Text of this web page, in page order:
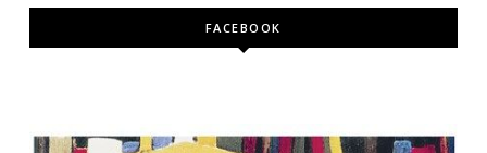
FACEBOOK